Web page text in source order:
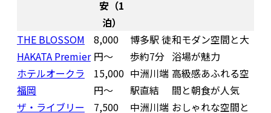
安（1
泊）
THE BLOSSOM
HAKATA Premier
8,000
円〜
博多駅 徒
歩約7分
和モダン空間と大
浴場が魅力
ホテルオークラ
福岡
15,000
円〜
中洲川端
駅直結
高級感あふれる空
間と朝食が人気
ザ・ライブリー
7,500
中洲川端 おしゃれな空間と